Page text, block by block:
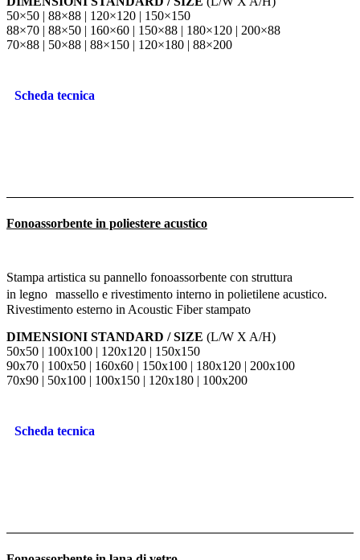
50×50 | 88×88 | 120×120 | 150×150
88×70 | 88×50 | 160×60 | 150×88 | 180×120 | 200×88
70×88 | 50×88 | 88×150 | 120×180 | 88×200
Scheda tecnica
Fonoassorbente in poliestere acustico
Stampa artistica su pannello fonoassorbente con struttura
in legno massello e rivestimento interno in polietilene acustico.
Rivestimento esterno in Acoustic Fiber stampato
DIMENSIONI STANDARD / SIZE (L/W X A/H)
50x50 | 100x100 | 120x120 | 150x150
90x70 | 100x50 | 160x60 | 150x100 | 180x120 | 200x100
70x90 | 50x100 | 100x150 | 120x180 | 100x200
Scheda tecnica